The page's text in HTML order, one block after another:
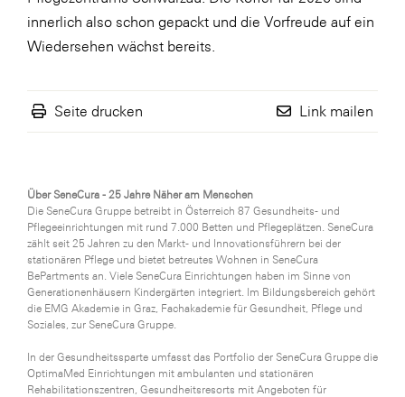
innerlich also schon gepackt und die Vorfreude auf ein
Wiedersehen wächst bereits.
Seite drucken Link mailen
Über SeneCura - 25 Jahre Näher am Menschen
Die SeneCura Gruppe betreibt in Österreich 87 Gesundheits- und
Pflegeeinrichtungen mit rund 7.000 Betten und Pflegeplätzen. SeneCura
zählt seit 25 Jahren zu den Markt- und Innovationsführern bei der
stationären Pflege und bietet betreutes Wohnen in SeneCura
BePartments an. Viele SeneCura Einrichtungen haben im Sinne von
Generationenhäusern Kindergärten integriert. Im Bildungsbereich gehört
die EMG Akademie in Graz, Fachakademie für Gesundheit, Pflege und
Soziales, zur SeneCura Gruppe.
In der Gesundheitssparte umfasst das Portfolio der SeneCura Gruppe die
OptimaMed Einrichtungen mit ambulanten und stationären
Rehabilitationszentren, Gesundheitsresorts mit Angeboten für